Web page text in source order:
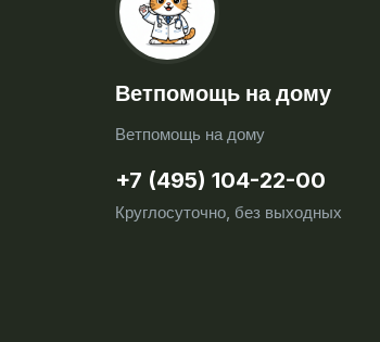
Ветпомощь на дому
Ветпомощь на дому
+7 (495) 104-22-00
Круглосуточно, без выходных